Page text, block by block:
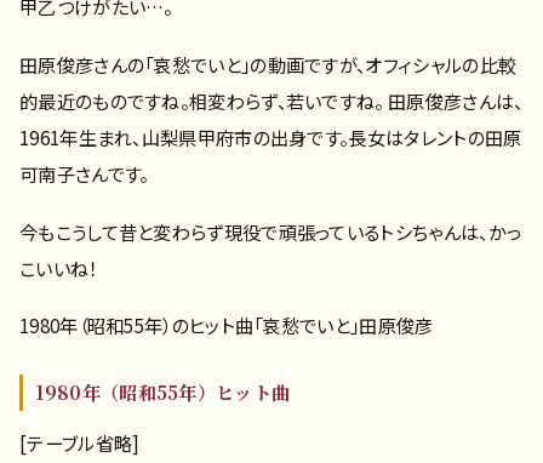
甲乙つけがたい…。
田原俊彦さんの「哀愁でいと」の動画ですが、オフィシャルの比較
的最近のものですね。相変わらず、若いですね。 田原俊彦さんは、
1961年生まれ、山梨県甲府市の出身です。長女はタレントの田原
可南子さんです。
今もこうして昔と変わらず現役で頑張っているトシちゃんは、かっ
こいいね！
1980年（昭和55年）のヒット曲「哀愁でいと」田原俊彦
1980年（昭和55年）ヒット曲
[テーブル省略]